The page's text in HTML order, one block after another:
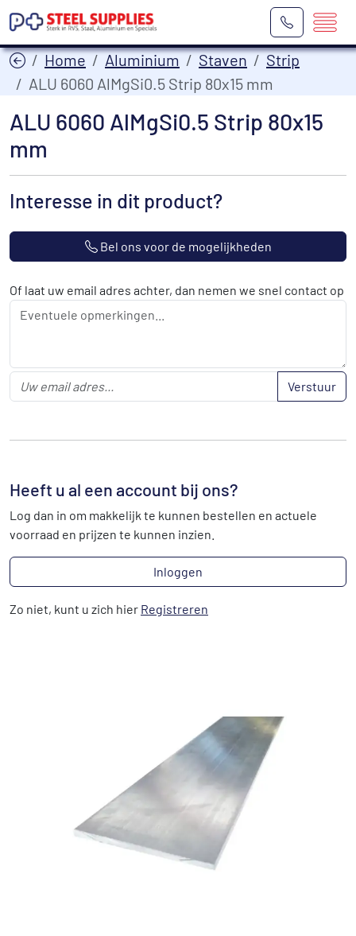
Home Aluminium Staven
Strip
ALU 6060 AlMgSi0.5 Strip 80x15 mm
ALU 6060 AlMgSi0.5 Strip 80x15
mm
Interesse in dit product?
Bel ons voor de mogelijkheden
Of laat uw email adres achter, dan nemen we snel contact op
Verstuur
Heeft u al een account bij ons?
Log dan in om makkelijk te kunnen bestellen en actuele
voorraad en prijzen te kunnen inzien.
Inloggen
Zo niet, kunt u zich hier Registreren